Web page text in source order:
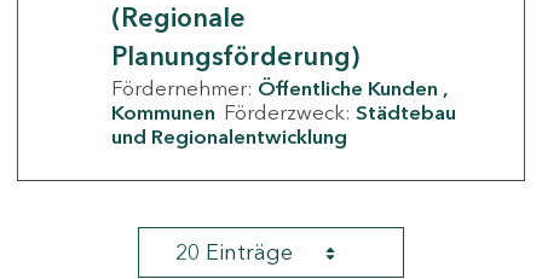
(Regionale
Planungsförderung)
Fördernehmer: Öffentliche Kunden
Kommunen Förderzweck: Städtebau
und Regionalentwicklung
20 Einträge